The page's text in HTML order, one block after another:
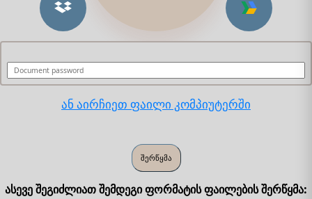
ან აირჩიეთ ფაილი კომპიუტერში
ასევე შეგიძლიათ შემდეგი ფორმატის ფაილების შერწყმა: